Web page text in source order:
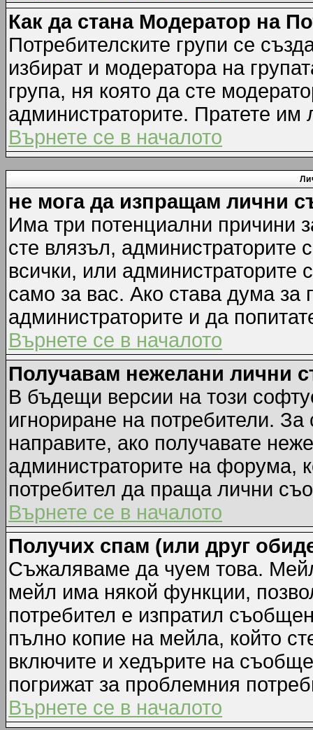
Как да стана Модератор на
Потребителските групи се
избират и модератора на
група, ня която да сте
администраторите. Пратете
Върнете се в началото
не мога да изпращам лични
Има три потенциални причини
сте влязъл, администраторите
всички, или
само за вас. Ако става дума за
администраторите и да
Върнете се в началото
Получавам нежелани лични
В бъдещи версии на този
игнориране на потребители.
направите, ако получавате
администраторите на форума,
потребител да праща лични
Върнете се в началото
Получих спам (или друг
Съжаляваме да чуем това.
мейл има някой функции,
потребител е изпратил
пълно копие на мейла, който
включите и хедърите на
погрижат за проблемния
Върнете се в началото